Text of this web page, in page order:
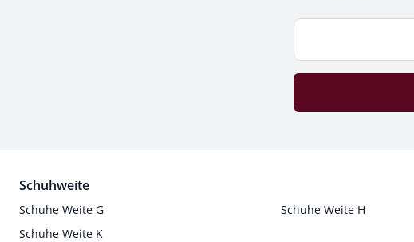
Schuhweite
Schuhe Weite G
Schuhe Weite H
Schuhe Weite K